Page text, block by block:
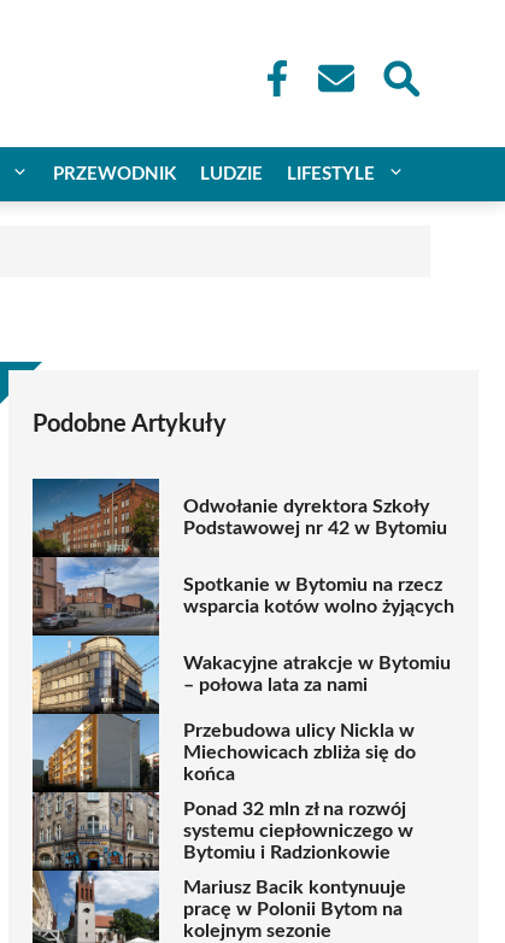
PRZEWODNIK LUDZIE LIFESTYLE
Podobne Artykuły
Odwołanie dyrektora Szkoły
Podstawowej nr 42 w Bytomiu
Spotkanie w Bytomiu na rzecz
wsparcia kotów wolno żyjących
Wakacyjne atrakcje w Bytomiu
– połowa lata za nami
Przebudowa ulicy Nickla w
Miechowicach zbliża się do
końca
Ponad 32 mln zł na rozwój
systemu ciepłowniczego w
Bytomiu i Radzionkowie
Mariusz Bacik kontynuuje
pracę w Polonii Bytom na
kolejnym sezonie